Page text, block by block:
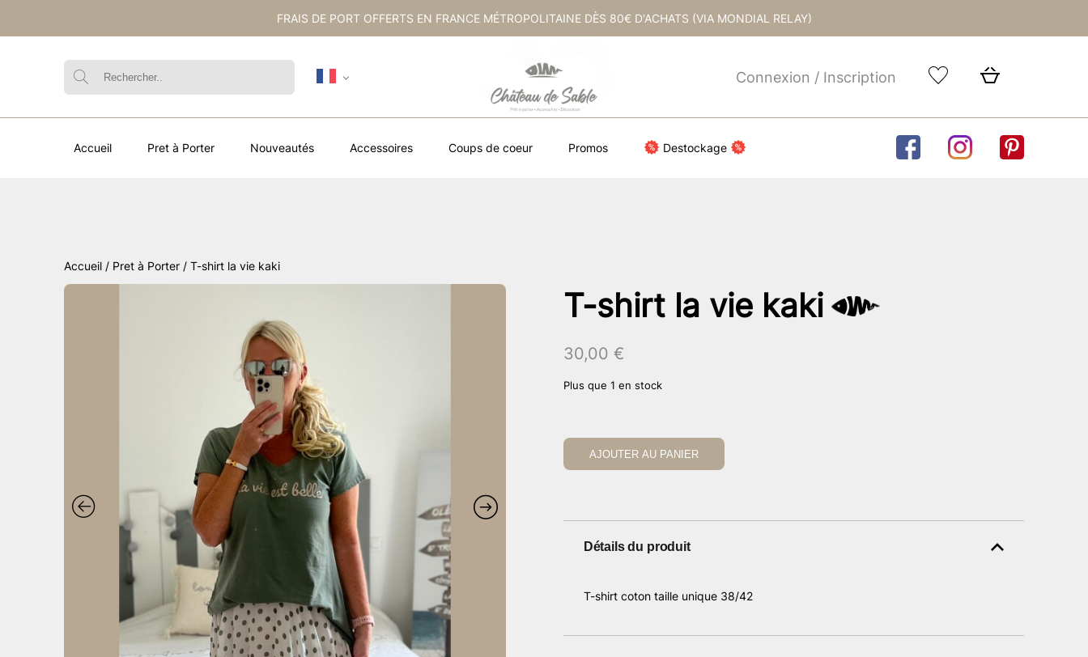
FRAIS DE PORT OFFERTS EN FRANCE MÉTROPOLITAINE DÈS 80€ D'ACHATS (VIA MONDIAL RELAY)
Connexion / Inscription
Accueil Pret à Porter Nouveautés Accessoires Coups de coeur Promos Destockage
Accueil / Pret à Porter / T-shirt la vie kaki
T-shirt la vie kaki
30,00 €
Plus que 1 en stock
AJOUTER AU PANIER
Détails du produit
T-shirt coton taille unique 38/42